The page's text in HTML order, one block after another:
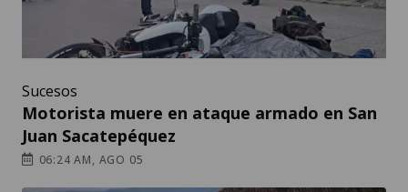
Sucesos
Motorista muere en ataque armado en San
Juan Sacatepéquez
06:24 AM, AGO 05